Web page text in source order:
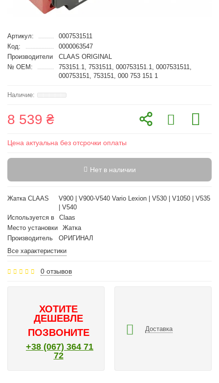
Артикул:
0007531511
Код:
0000063547
Производители
CLAAS ORIGINAL
№ OEM:
753151.1, 7531511, 000753151.1, 0007531511,
000753151, 753151, 000 753 151 1
8 539 ₴
Цена актуальна без отсрочки оплаты
Нет в наличии
Жатка CLAAS
V900 | V900-V540 Vario Lexion | V530 | V1050 | V535
| V540
Используется в
Claas
Место установки
Жатка
Производитель
ОРИГИНАЛ
Все характеристики
0 отзывов
ХОТИТЕ
ДЕШЕВЛЕ
ПОЗВОНИТЕ
+38 (067) 364 71
72
Доставка